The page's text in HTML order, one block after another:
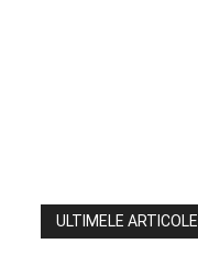
ULTIMELE ARTICOLE